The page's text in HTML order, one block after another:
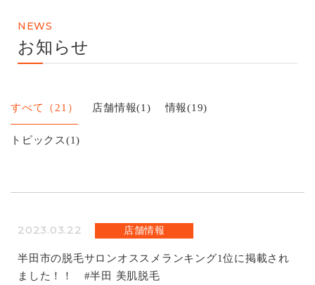
FLOW
Q&A
よくあるご質問
NEWS
お知らせ
すべて（21） 店舗情報(1) 情報(19)
トピックス(1)
2023.03.22 店舗情報
半田市の脱毛サロンオススメランキング1位に掲載され
ました！！ #半田 美肌脱毛